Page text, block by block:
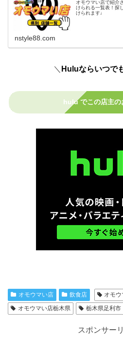
オモウマい店で紹介
けられる一覧表！探
けられます♩
nstyle88.com
＼ Huluならいつで
hulu でこの店主の
オモウマい店 飲食店
オモ
オモウマい店栃木県
栃木県足利市
スポンサー